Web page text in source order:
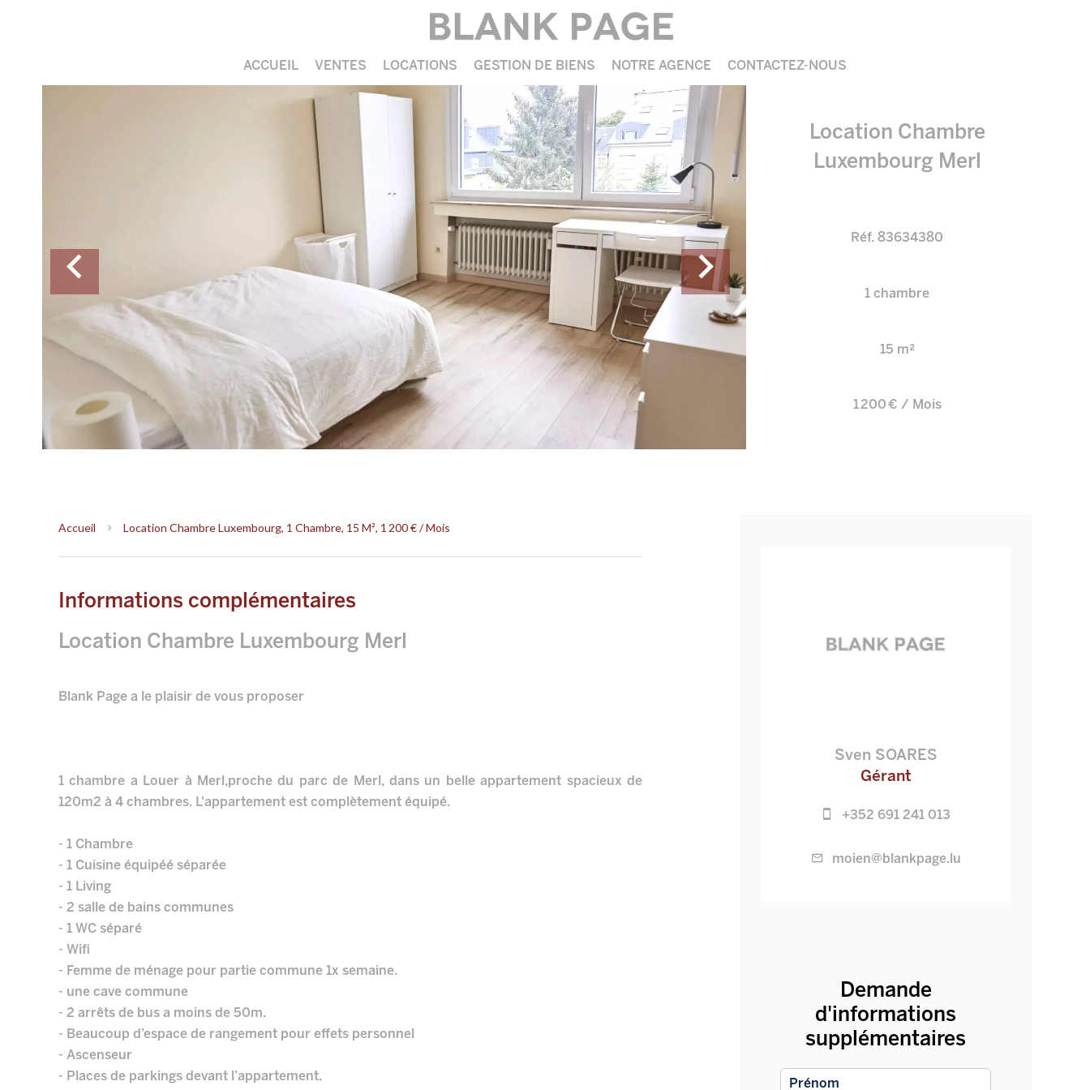
ACCUEIL VENTES LOCATIONS GESTION DE BIENS NOTRE AGENCE CONTACTEZ-NOUS
Location Chambre
Luxembourg Merl
Réf. 83634380
1 chambre
15 m²
1 200 € / Mois
Accueil Location Chambre Luxembourg, 1 Chambre, 15 M², 1 200 € / Mois
Informations complémentaires
Location Chambre Luxembourg Merl
Blank Page a le plaisir de vous proposer
1 chambre a Louer à Merl,proche du parc de Merl, dans un belle appartement spacieux de
120m2 à 4 chambres. L'appartement est complètement équipé.
- 1 Chambre
- 1 Cuisine équipéé séparée
- 1 Living
- 2 salle de bains communes
- 1 WC séparé
- Wifi
- Femme de ménage pour partie commune 1x semaine.
- une cave commune
- 2 arrêts de bus a moins de 50m.
- Beaucoup d’espace de rangement pour effets personnel
- Ascenseur
- Places de parkings devant l’appartement.
Sven SOARES
Gérant
+352 691 241 013
moien@blankpage.lu
Demande
d'informations
supplémentaires